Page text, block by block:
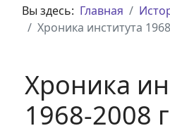
Вы здесь: Главная
Хроника института
Хроника
1968-2008